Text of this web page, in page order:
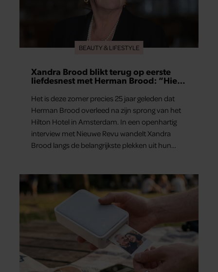
BEAUTY & LIFESTYLE
Xandra Brood blikt terug op eerste
liefdesnest met Herman Brood: “Hier
Het is deze zomer precies 25 jaar geleden dat
Herman Brood overleed na zijn sprong van het
Hilton Hotel in Amsterdam. In een openhartig
interview met Nieuwe Revu wandelt Xandra
Brood langs de belangrijkste plekken uit hun
aan herinneringen op. Daar begon hun leven
samen en werd dochter Lola geboren.